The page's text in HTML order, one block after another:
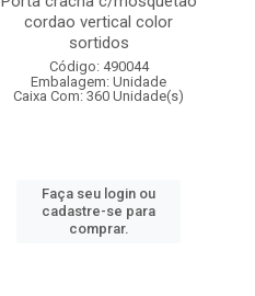
cordao vertical color
sortidos
Código: 490044
Embalagem: Unidade
Caixa Com: 360 Unidade(s)
Faça seu login ou
cadastre-se para
comprar.